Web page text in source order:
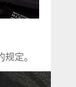
定。